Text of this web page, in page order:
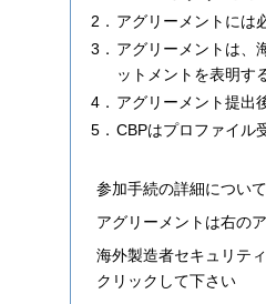
2． アグリーメントには
3． アグリーメントは、
ットメントを表明す
4． アグリーメント提出
5． CBPはプロファイル
参加手続の詳細につい
アグリーメントは右の
海外製造者セキュリテ
クリックして下さい